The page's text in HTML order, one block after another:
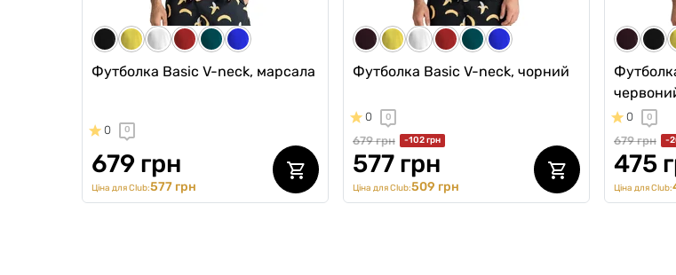
Футболка Basic V-neck, марсала
0 0
679 грн
Ціна для Club:577 грн
Футболка Basic V-neck, чорний
0 0
679 грн -102 грн
577 грн
Ціна для Club:509 грн
0 0
679 грн -
475
Ціна для Club: